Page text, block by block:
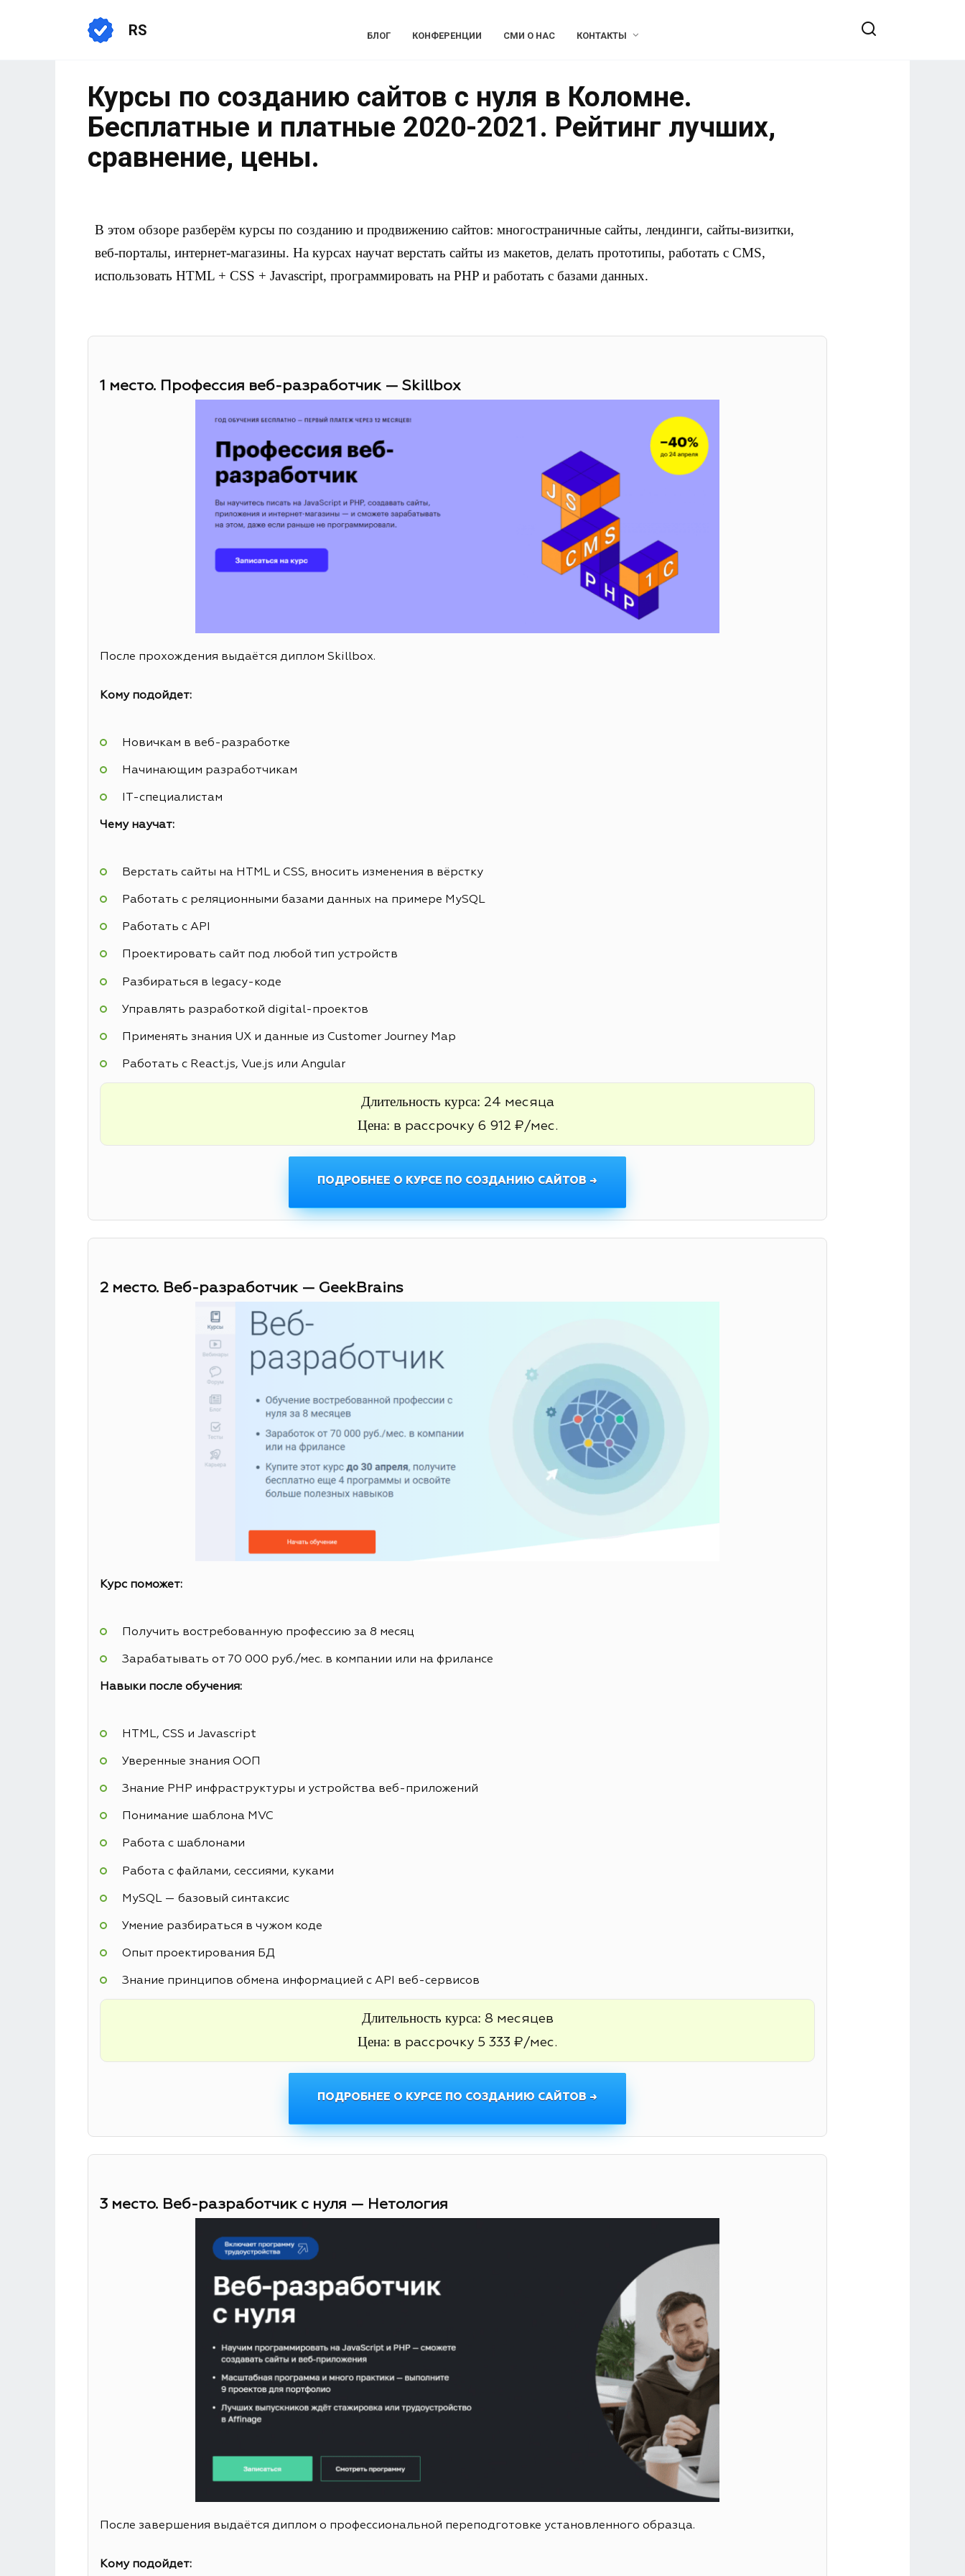
RS БЛОГ КОНФЕРЕНЦИИ СМИ О НАС КОНТАКТЫ
Курсы по созданию сайтов с нуля в Коломне.
Бесплатные и платные 2020-2021. Рейтинг лучших,
сравнение, цены.
В этом обзоре разберём курсы по созданию и продвижению сайтов: многостраничные сайты, лендинги, сайты-визитки,
веб-порталы, интернет-магазины. На курсах научат верстать сайты из макетов, делать прототипы, работать с CMS,
использовать HTML + CSS + Javascript, программировать на PHP и работать с базами данных.
1 место. Профессия веб-разработчик — Skillbox
После прохождения выдаётся диплом Skillbox.
Кому подойдет:
Новичкам в веб-разработке
Начинающим разработчикам
IT-специалистам
Чему научат:
Верстать сайты на HTML и CSS, вносить изменения в вёрстку
Работать с реляционными базами данных на примере MySQL
Работать с API
Проектировать сайт под любой тип устройств
Разбираться в legacy-коде
Управлять разработкой digital-проектов
Применять знания UX и данные из Customer Journey Map
Работать с React.js, Vue.js или Angular
Длительность курса: 24 месяца
Цена: в рассрочку 6 912 ₽/мес.
ПОДРОБНЕЕ О КУРСЕ ПО СОЗДАНИЮ САЙТОВ →
2 место. Веб-разработчик — GeekBrains
Курс поможет:
Получить востребованную профессию за 8 месяц
Зарабатывать от 70 000 руб./мес. в компании или на фрилансе
Навыки после обучения:
HTML, CSS и Javascript
Уверенные знания ООП
Знание PHP инфраструктуры и устройства веб-приложений
Понимание шаблона MVC
Работа с шаблонами
Работа с файлами, сессиями, куками
MySQL — базовый синтаксис
Умение разбираться в чужом коде
Опыт проектирования БД
Знание принципов обмена информацией с API веб-сервисов
Длительность курса: 8 месяцев
Цена: в рассрочку 5 333 ₽/мес.
ПОДРОБНЕЕ О КУРСЕ ПО СОЗДАНИЮ САЙТОВ →
3 место. Веб-разработчик с нуля — Нетология
После завершения выдаётся диплом о профессиональной переподготовке установленного образца.
Кому подойдет: